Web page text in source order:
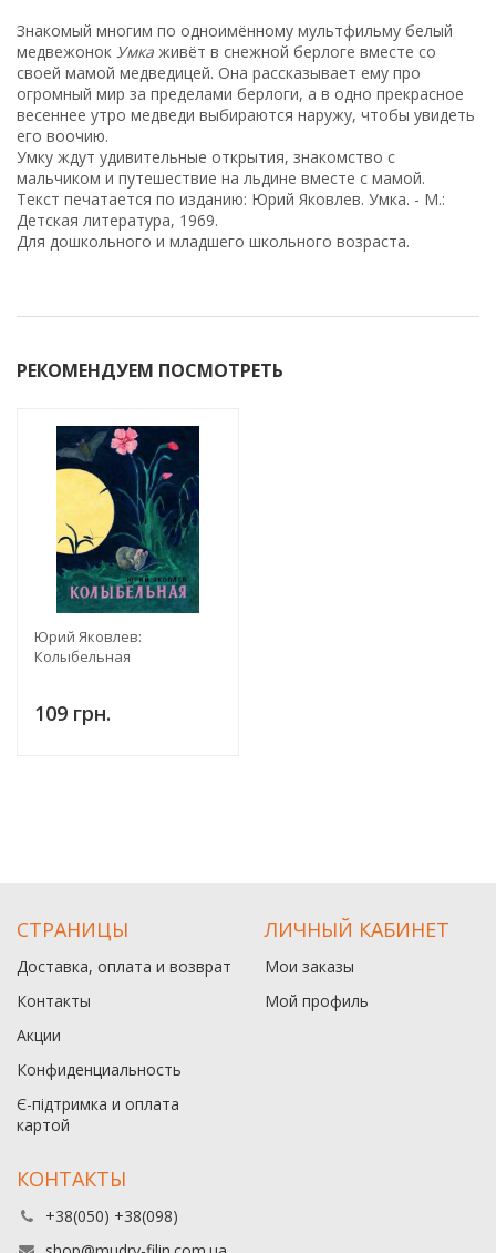
Знакомый многим по одноимённому мультфильму белый
медвежонок Умка живёт в снежной берлоге вместе со
своей мамой медведицей. Она рассказывает ему про
огромный мир за пределами берлоги, а в одно прекрасное
весеннее утро медведи выбираются наружу, чтобы увидеть
его воочию.
Умку ждут удивительные открытия, знакомство с
мальчиком и путешествие на льдине вместе с мамой.
Текст печатается по изданию: Юрий Яковлев. Умка. - М.:
Детская литература, 1969.
Для дошкольного и младшего школьного возраста.
РЕКОМЕНДУЕМ ПОСМОТРЕТЬ
Юрий Яковлев:
Колыбельная
109 грн.
СТРАНИЦЫ
Доставка, оплата и возврат
Контакты
Акции
Конфиденциальность
Є-підтримка и оплата
картой
ЛИЧНЫЙ КАБИНЕТ
Мои заказы
Мой профиль
КОНТАКТЫ
+38(050) +38(098)